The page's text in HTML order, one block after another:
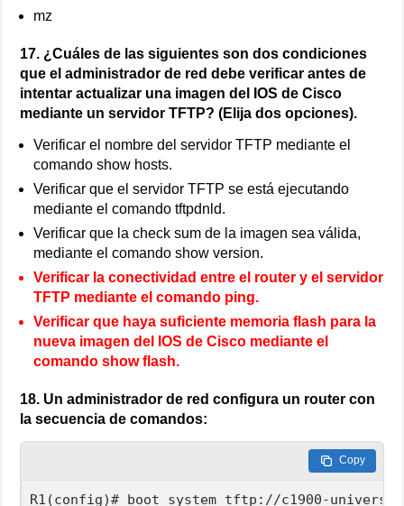
mz
17. ¿Cuáles de las siguientes son dos condiciones
que el administrador de red debe verificar antes de
intentar actualizar una imagen del IOS de Cisco
mediante un servidor TFTP? (Elija dos opciones).
Verificar el nombre del servidor TFTP mediante el
comando show hosts.
Verificar que el servidor TFTP se está ejecutando
mediante el comando tftpdnld.
Verificar que la check sum de la imagen sea válida,
mediante el comando show version.
Verificar la conectividad entre el router y el servidor
TFTP mediante el comando ping.
Verificar que haya suficiente memoria flash para la
nueva imagen del IOS de Cisco mediante el
comando show flash.
18. Un administrador de red configura un router con
la secuencia de comandos:
Copy
R1(config)# boot system tftp://c1900-